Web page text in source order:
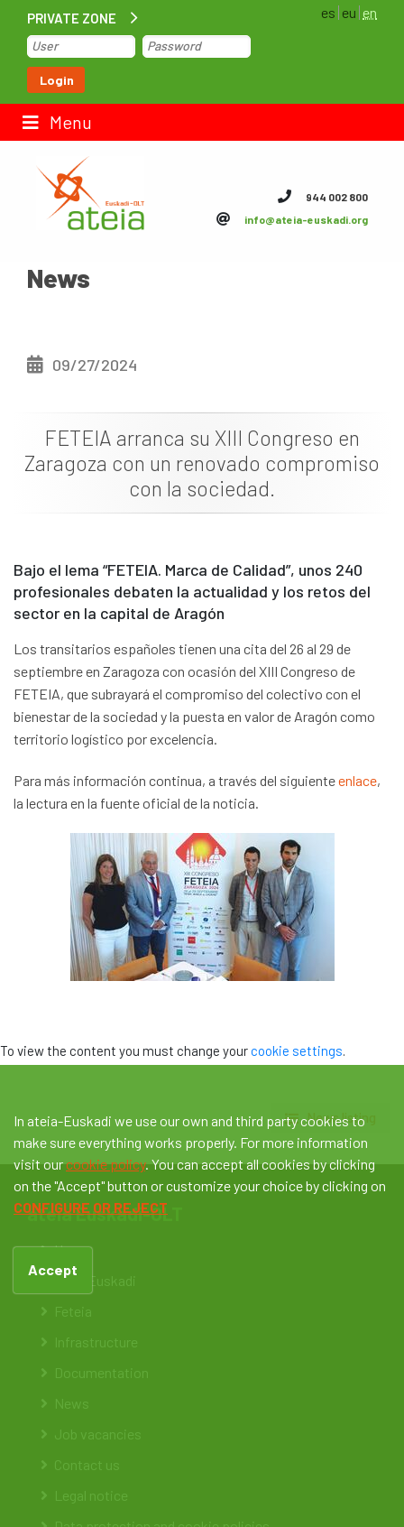
PRIVATE ZONE
Login
es eu en
Menu
Home
Contact us
News
Job vacancies
944 002 800
info@ateia-euskadi.org
News
09/27/2024
FETEIA arranca su XIII Congreso en
Zaragoza con un renovado compromiso
con la sociedad.
Bajo el lema “FETEIA. Marca de Calidad”, unos 240
profesionales debaten la actualidad y los retos del
sector en la capital de Aragón
Los transitarios españoles tienen una cita del 26 al 29 de
septiembre en Zaragoza con ocasión del XIII Congreso de
FETEIA, que subrayará el compromiso del colectivo con el
bienestar de la sociedad y la puesta en valor de Aragón como
territorio logístico por excelencia.
Para más información continua, a través del siguienteenlace,
la lectura en la fuente oficial de la noticia.
To view the content you must change yourcookie settings.
News listing
ateia Euskadi-OLT
Home
ateia Euskadi
Feteia
Infrastructure
Documentation
News
Job vacancies
Contact us
Legal notice
In ateia-Euskadi we use our own and third party cookies to
make sure everything works properly. For more information
visit ourcookie policy. You can accept all cookies by clicking
on the "Accept" button or customize your choice by clicking on
CONFIGURE OR REJECT
Accept